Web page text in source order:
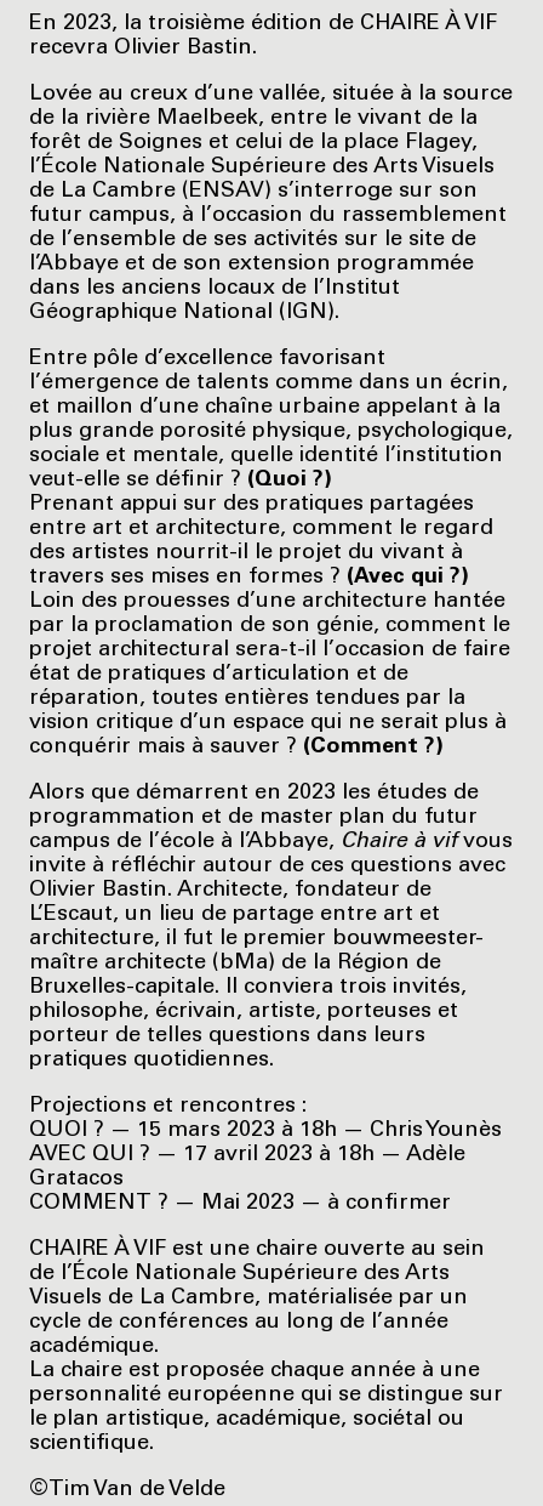
En 2023, la troisième édition de CHAIRE À VIF
recevra Olivier Bastin.
Lovée au creux d’une vallée, située à la source
de la rivière Maelbeek, entre le vivant de la
forêt de Soignes et celui de la place Flagey,
l’École Nationale Supérieure des Arts Visuels
de La Cambre (ENSAV) s’interroge sur son
futur campus, à l’occasion du rassemblement
de l’ensemble de ses activités sur le site de
l’Abbaye et de son extension programmée
dans les anciens locaux de l’Institut
Géographique National (IGN).
Entre pôle d’excellence favorisant
l’émergence de talents comme dans un écrin,
et maillon d’une chaîne urbaine appelant à la
plus grande porosité physique, psychologique,
sociale et mentale, quelle identité l’institution
veut-elle se définir ? (Quoi ?)
Prenant appui sur des pratiques partagées
entre art et architecture, comment le regard
des artistes nourrit-il le projet du vivant à
travers ses mises en formes ? (Avec qui ?)
Loin des prouesses d’une architecture hantée
par la proclamation de son génie, comment le
projet architectural sera-t-il l’occasion de faire
état de pratiques d’articulation et de
réparation, toutes entières tendues par la
vision critique d’un espace qui ne serait plus à
conquérir mais à sauver ? (Comment ?)
Alors que démarrent en 2023 les études de
programmation et de master plan du futur
campus de l’école à l’Abbaye, Chaire à vifvous
invite à réfléchir autour de ces questions avec
Olivier Bastin. Architecte, fondateur de
L’Escaut, un lieu de partage entre art et
architecture, il fut le premier bouwmeester-
maître architecte (bMa) de la Région de
Bruxelles-capitale. Il conviera trois invités,
philosophe, écrivain, artiste, porteuses et
porteur de telles questions dans leurs
pratiques quotidiennes.
Projections et rencontres :
QUOI ? — 15 mars 2023 à 18h — Chris Younès
AVEC QUI ? — 17 avril 2023 à 18h — Adèle
Gratacos
COMMENT ? — Mai 2023 — à confirmer
CHAIRE À VIF est une chaire ouverte au sein
de l’École Nationale Supérieure des Arts
Visuels de La Cambre, matérialisée par un
cycle de conférences au long de l’année
académique.
La chaire est proposée chaque année à une
personnalité européenne qui se distingue sur
le plan artistique, académique, sociétal ou
scientifique.
©Tim Van de Velde